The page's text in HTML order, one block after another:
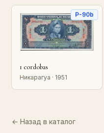
P-90b
1 cordobas
Никарагуа · 1951
← Назад в каталог